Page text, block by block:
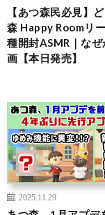
【あつ森民必見】
森 Happy Roomリ
種開封ASMR｜な
画【本日発売】
2025.11.29